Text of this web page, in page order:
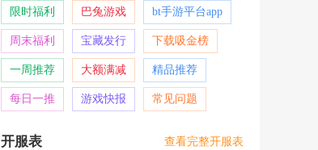
限时福利 巴兔游戏 bt手游平台app
周末福利 宝藏发行 下载吸金榜
一周推荐 大额满减 精品推荐
每日一推 游戏快报 常见问题
开服表 查看完整开服表